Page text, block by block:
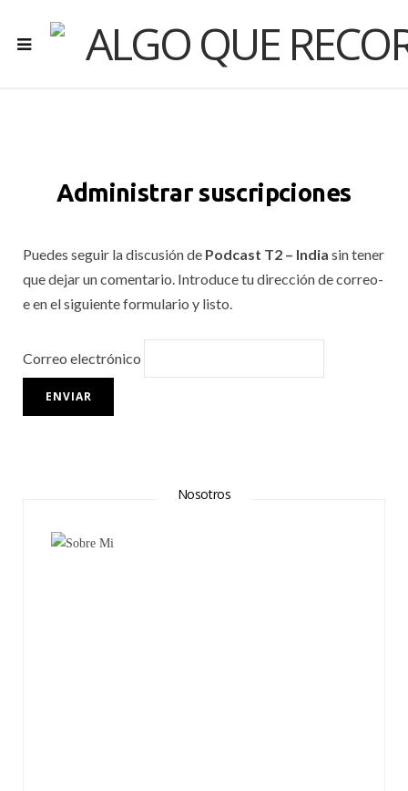
Administrar suscripciones
Puedes seguir la discusión de Podcast T2 – India sin tener
que dejar un comentario. Introduce tu dirección de correo-
e en el siguiente formulario y listo.
Correo electrónico
Nosotros